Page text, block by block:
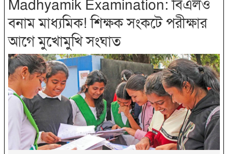
Madhyamik Examination: বিএলও
বনাম মাধ্যমিক! শিক্ষক সংকটে পরীক্ষার
আগে মুখোমুখি সংঘাত